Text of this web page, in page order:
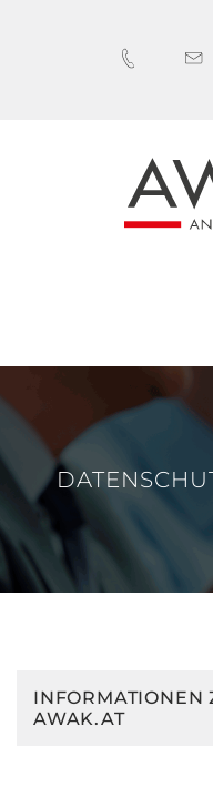
INFORMATIONEN
AWAK.AT